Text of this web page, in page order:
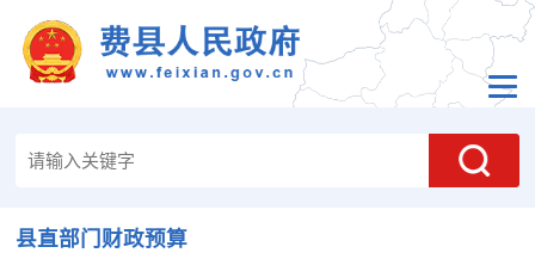
县直部门财政预算